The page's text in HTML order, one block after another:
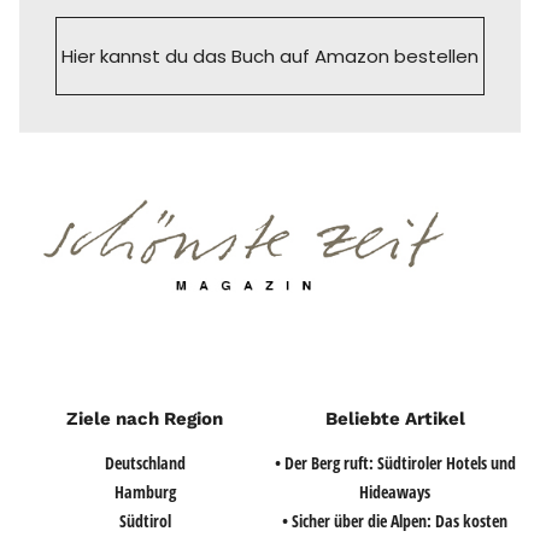
Hier kannst du das Buch auf Amazon bestellen
Ziele nach Region
Deutschland
Hamburg
Südtirol
Beliebte Artikel
• Der Berg ruft: Südtiroler Hotels und
Hideaways
• Sicher über die Alpen: Das kosten